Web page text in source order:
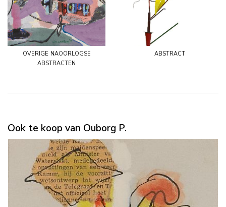
overige naoorlogse
abstracten
abstract
Ook te koop van Ouborg P.